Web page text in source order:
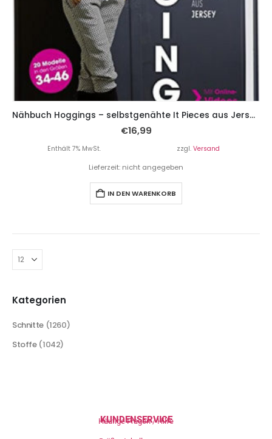
Nähbuch Hoggings – selbstgenähte It Pieces aus Jersey.
€16,99
Enthält 7% MwSt. zzgl. Versand
Lieferzeit: nicht angegeben
IN DEN WARENKORB
Kategorien
Schnitte (1260)
Stoffe (1042)
KUNDENSERVICE
Häufige Fragen / Hilfe